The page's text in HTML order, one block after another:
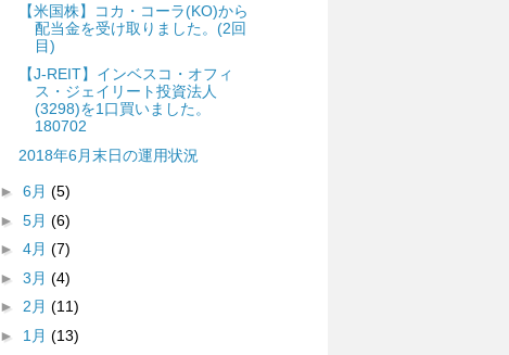
【米国株】コカ・コーラ(KO)から
配当金を受け取りました。(2回
目)
【J-REIT】インベスコ・オフィ
ス・ジェイリート投資法人
(3298)を1口買いました。
180702
2018年6月末日の運用状況
► 6月 (5)
► 5月 (6)
► 4月 (7)
► 3月 (4)
► 2月 (11)
► 1月 (13)